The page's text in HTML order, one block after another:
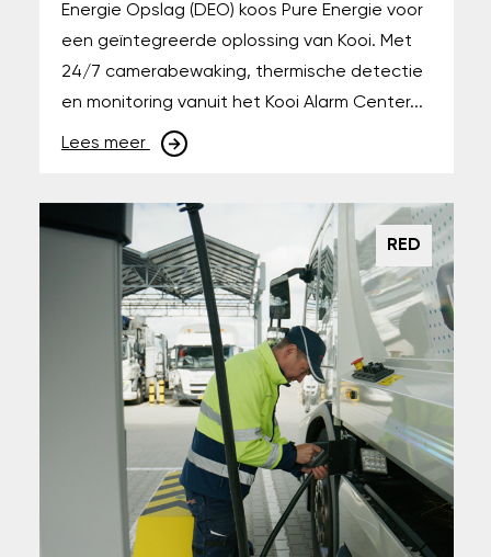
Energie Opslag (DEO) koos Pure Energie voor
een geïntegreerde oplossing van Kooi. Met
24/7 camerabewaking, thermische detectie
en monitoring vanuit het Kooi Alarm Center...
Lees meer
RED